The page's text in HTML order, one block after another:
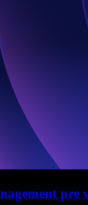
pre